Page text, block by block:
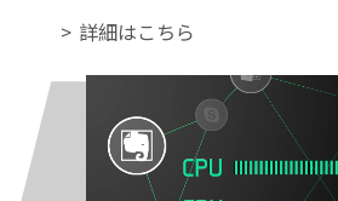
詳細はこちら